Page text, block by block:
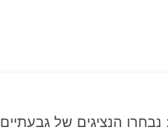
הנציגים של גבעתיים